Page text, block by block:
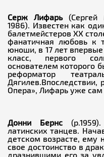
Серж Лифарь(Сергей
1986). Известен как
балетмейстеров ХХ
фанатичная любовь к
юноши, в 17 лет
класс, первого
основателем которого
реформатор
Дягилев.Впоследствии,
Опера», Лифарь уже сам
Донни Бернс
латинских танцев.
детском возрасте, ему
свое достоинство в
дразнившими его за